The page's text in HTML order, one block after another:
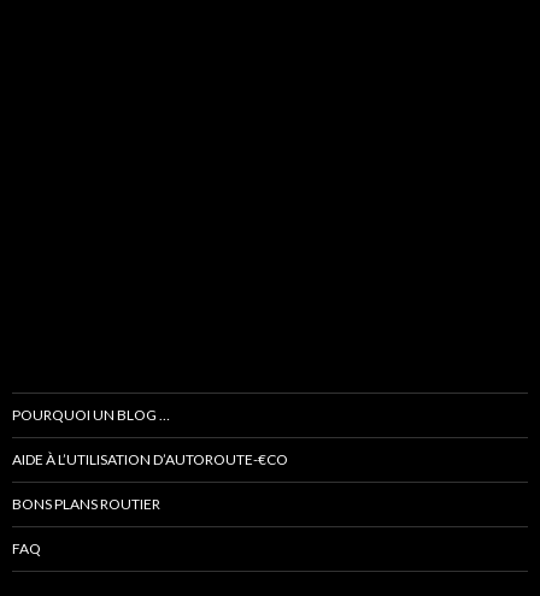
POURQUOI UN BLOG …
AIDE À L’UTILISATION D’AUTOROUTE-€CO
BONS PLANS ROUTIER
FAQ